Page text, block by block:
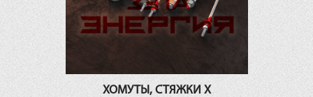
ХОМУТЫ, СТЯЖКИ Х